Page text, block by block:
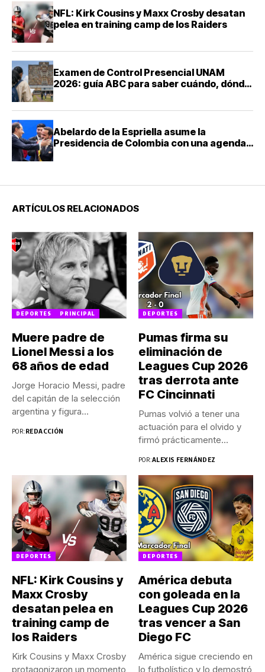
NFL: Kirk Cousins y Maxx Crosby desatan
pelea en training camp de los Raiders
Examen de Control Presencial UNAM
2026: guía ABC para saber cuándo, dónde
Abelardo de la Espriella asume la
Presidencia de Colombia con una agenda
ARTÍCULOS RELACIONADOS
DEPORTES PRINCIPAL
Muere padre de
Lionel Messi a los
68 años de edad
Jorge Horacio Messi, padre
del capitán de la selección
argentina y figura...
POR:REDACCIÓN
DEPORTES
Pumas firma su
eliminación de
Leagues Cup 2026
tras derrota ante
FC Cincinnati
Pumas volvió a tener una
actuación para el olvido y
firmó prácticamente...
POR:ALEXIS FERNÁNDEZ
DEPORTES
NFL: Kirk Cousins y
Maxx Crosby
desatan pelea en
training camp de
los Raiders
Kirk Cousins y Maxx Crosby
protagonizaron un momento
DEPORTES
América debuta
con goleada en la
Leagues Cup 2026
tras vencer a San
Diego FC
América sigue creciendo en
lo futbolístico y lo demostró